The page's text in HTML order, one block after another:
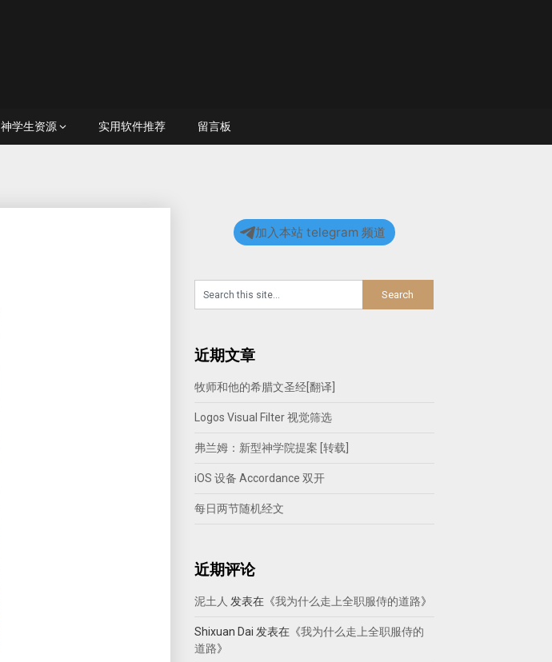
神学生资源 实用软件推荐 留言板
加入本站 telegram 频道
近期文章
牧师和他的希腊文圣经[翻译]
Logos Visual Filter 视觉筛选
弗兰姆：新型神学院提案 [转载]
iOS 设备 Accordance 双开
每日两节随机经文
近期评论
泥土人 发表在《我为什么走上全职服侍的道路》
Shixuan Dai 发表在《我为什么走上全职服侍的
道路》